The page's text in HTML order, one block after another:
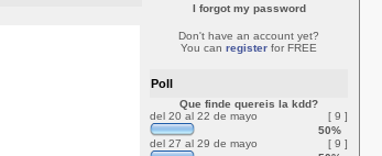
I forgot my password
Don't have an account yet?
You can register for FREE
Poll
Que finde quereis la kdd?
del 20 al 22 de mayo
[ 9 ]
50%
del 27 al 29 de mayo
[ 9 ]